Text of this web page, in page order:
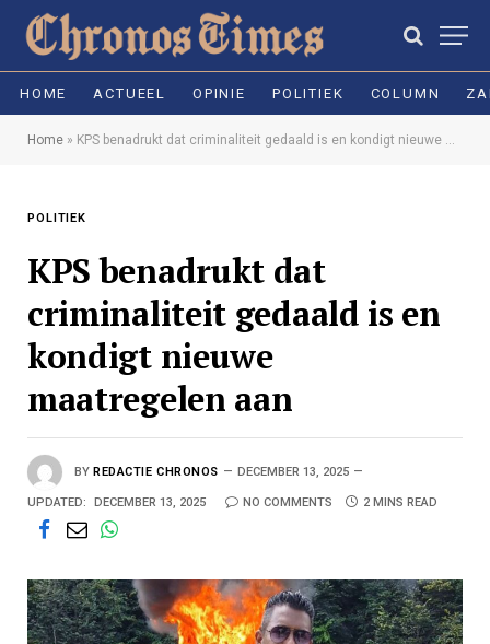
HOME ACTUEEL OPINIE POLITIEK COLUMN
Home » KPS benadrukt dat criminaliteit gedaald is en kondigt nieuwe maatregelen aan
POLITIEK
KPS benadrukt dat
criminaliteit gedaald is en
kondigt nieuwe
maatregelen aan
BY REDACTIE CHRONOS DECEMBER 13, 2025
UPDATED: DECEMBER 13, 2025 NO COMMENTS 2 MINS READ